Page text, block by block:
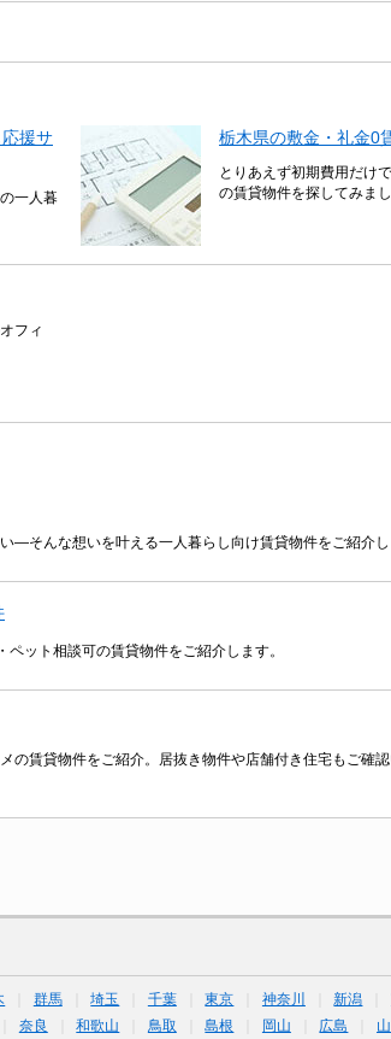
援サ
一人暮
栃木県の敷金・礼金0
とりあえず初期費用だけ
の賃貸物件を探してみまし
フィ
―そんな想いを叶える一人暮らし向け賃貸物件をご紹介し
ット相談可の賃貸物件をご紹介します。
の賃貸物件をご紹介。居抜き物件や店舗付き住宅もご確認
群馬 埼玉 千葉 東京 神奈川 新潟
奈良 和歌山 鳥取 島根 岡山 広島